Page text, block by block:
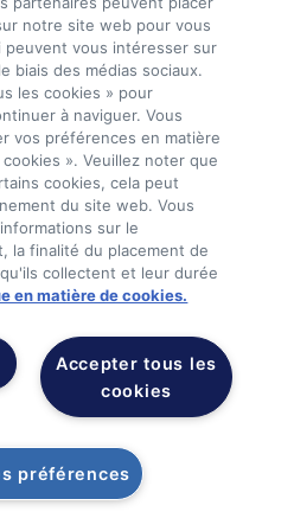
notre site web pour vous
vous intéresser sur
biais des médias sociaux.
les cookies » pour
à naviguer. Vous
vos préférences en matière
». Veuillez noter que
cookies, cela peut
du site web. Vous
sur le
la finalité du placement de
collectent et leur durée
en matière de cookies.
Accepter tous les
cookies
préférences